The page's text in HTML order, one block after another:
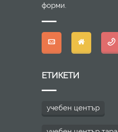
форми.
ЕТИКЕТИ
учебен център